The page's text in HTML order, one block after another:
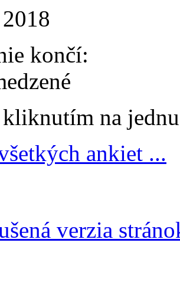
končí:
na
ankiet ...
verzia